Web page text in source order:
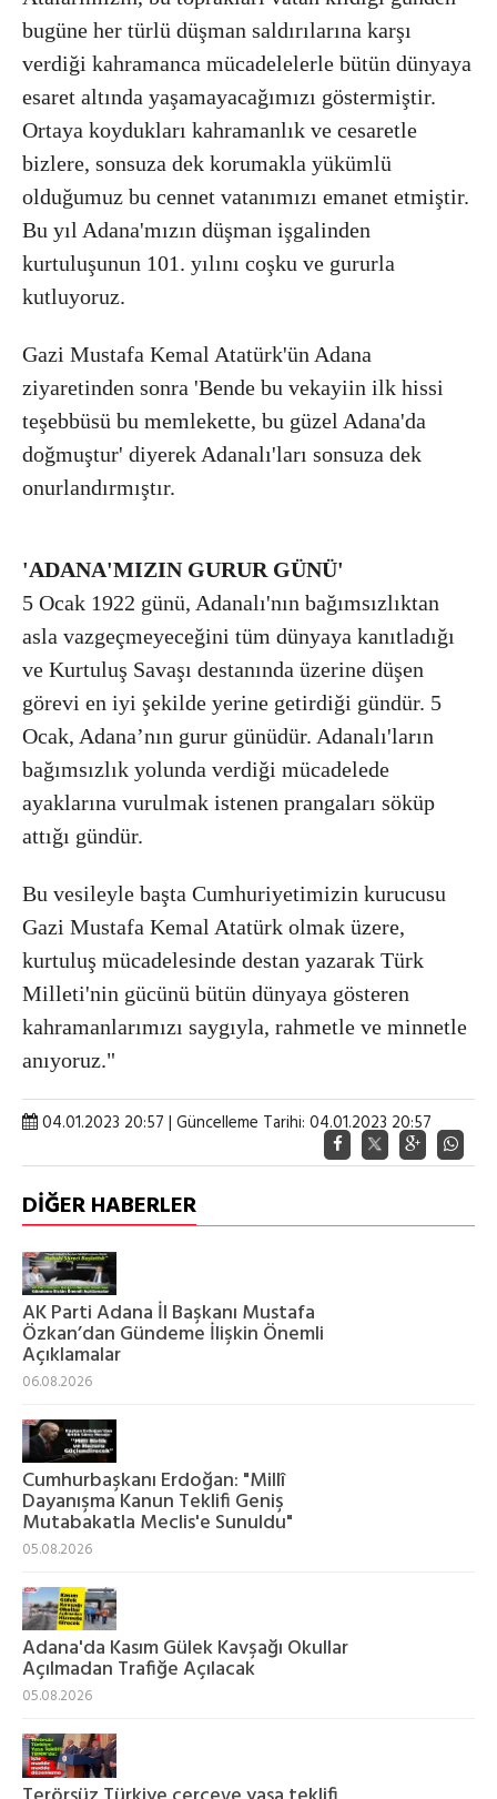
bugüne her türlü düşman saldırılarına karşı
verdiği kahramanca mücadelelerle bütün dünyaya
esaret altında yaşamayacağımızı göstermiştir.
Ortaya koydukları kahramanlık ve cesaretle
bizlere, sonsuza dek korumakla yükümlü
olduğumuz bu cennet vatanımızı emanet etmiştir.
Bu yıl Adana'mızın düşman işgalinden
kurtuluşunun 101. yılını coşku ve gururla
kutluyoruz.
Gazi Mustafa Kemal Atatürk'ün Adana
ziyaretinden sonra 'Bende bu vekayiin ilk hissi
teşebbüsü bu memlekette, bu güzel Adana'da
doğmuştur' diyerek Adanalı'ları sonsuza dek
onurlandırmıştır.
'ADANA'MIZIN GURUR GÜNÜ'
5 Ocak 1922 günü, Adanalı'nın bağımsızlıktan
asla vazgeçmeyeceğini tüm dünyaya kanıtladığı
ve Kurtuluş Savaşı destanında üzerine düşen
görevi en iyi şekilde yerine getirdiği gündür. 5
Ocak, Adana’nın gurur günüdür. Adanalı'ların
bağımsızlık yolunda verdiği mücadelede
ayaklarına vurulmak istenen prangaları söküp
attığı gündür.
Bu vesileyle başta Cumhuriyetimizin kurucusu
Gazi Mustafa Kemal Atatürk olmak üzere,
kurtuluş mücadelesinde destan yazarak Türk
Milleti'nin gücünü bütün dünyaya gösteren
kahramanlarımızı saygıyla, rahmetle ve minnetle
anıyoruz."
04.01.2023 20:57 | Güncelleme Tarihi: 04.01.2023 20:57
DİĞER HABERLER
AK Parti Adana İl Başkanı Mustafa
Özkan’dan Gündeme İlişkin Önemli
Açıklamalar
06.08.2026
Cumhurbaşkanı Erdoğan: "Millî
Dayanışma Kanun Teklifi Geniş
Mutabakatla Meclis'e Sunuldu"
05.08.2026
Adana'da Kasım Gülek Kavşağı Okullar
Açılmadan Trafiğe Açılacak
05.08.2026